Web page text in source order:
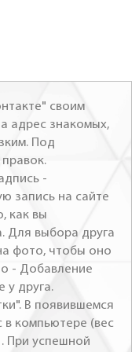
своим
адрес знакомых,
Под
-
запись на сайте
как вы
Для выбора друга
фото, чтобы оно
- Добавление
у друга.
В появившемся
в компьютере (вес
При успешной